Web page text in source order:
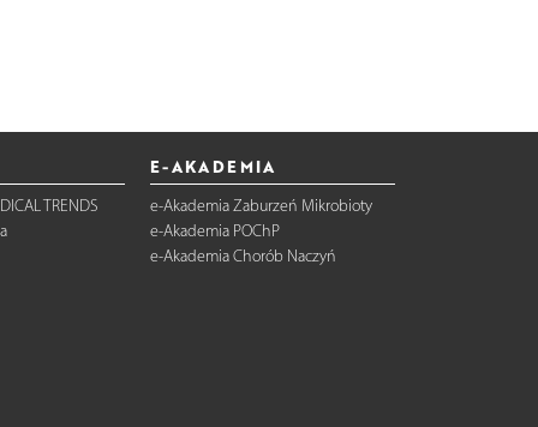
TRENDS
E-AKADEMIA
e-Akademia Zaburzeń Mikrobioty
e-Akademia POChP
e-Akademia Chorób Naczyń